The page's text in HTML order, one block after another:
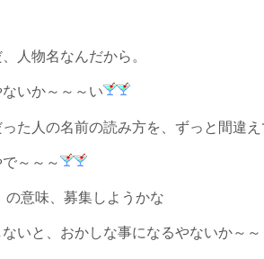
人物名なんだから。
いか～～～い
た人の名前の読み方を、ずっと間違
～～～
の意味、募集しようかな
いと、おかしな事になるやないか～